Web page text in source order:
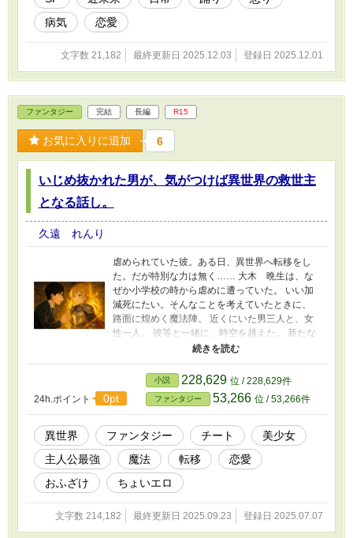
スを開発をする。 この物語はSFと言うか、ファンタジーに近いか
も。 書かれている内容は、現実の団体や個人とは関係がありませ
病気
恋愛
文字数 21,182 最終更新日 2025.12.03 登録日 2025.12.01
ファンタジー 完結 長編 R15
お気に入りに追加 6
いじめ抜かれた男が、気がつけば異世界の救世主
となる話し。
久遠 れんり
虐められていた彼。ある日、異世界へ転移をし
た。だが特別な力は無く…… 大木 晩生は、な
ぜか小学校の時から虐めに遭っていた。 いい加
減死にたい。そんなことを考えていたときに、
路面に煌めく魔法陣。 近くにいた男三人と、女
性一人。 彼等と一緒に、時空を越えた。 新たな
世界に期待をするが…… 男三人は、よくある役
職『勇者』『賢者』『剣帝』。 女の人は『聖
女』だった。 嫌な予感がする。 水晶球が金色の
光を発する中で浮かんだ文字は…… 『授与者
取扱注意』 「はっ？」 周りの者達も困惑をする
が、勇者達と同じ金色だったため、一応期待は
されているようだ。 その頃、別の王国でも勇者
召喚が実施される。 この世界、定期的に魔王が
攻めてくる。 いい加減じり貧で、各王国は藁に
でもすがりたかったのだ。 水晶球が銀色に輝く
中で勇者達が迎えられる。 そして別の国では、
白き光に包まれた聖女が召喚をされた。 この世
界、長引く戦乱で、強き者こそ正義だとなって
いた。 そんな中で、力なき晩生は生き残ること
24h.ポイント 0pt
小説 228,629 位 / 228,629件
ファンタジー 53,266 位 / 53,266件
異世界 ファンタジー チート
美少女
主人公最強
魔法 転移
恋愛
おふざけ
ちょいエロ
文字数 214,182 最終更新日 2025.09.23 登録日 2025.07.07